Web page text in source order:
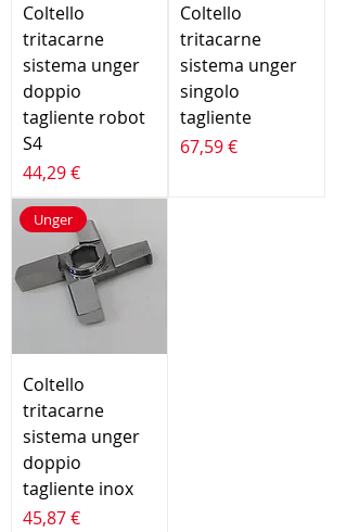
Coltello
tritacarne
sistema unger
doppio
tagliente robot
S4
Prezzo
44,29 €
Coltello
tritacarne
sistema unger
singolo
tagliente
Prezzo
67,59 €
Unger
Coltello
tritacarne
sistema unger
doppio
tagliente inox
Prezzo
45,87 €